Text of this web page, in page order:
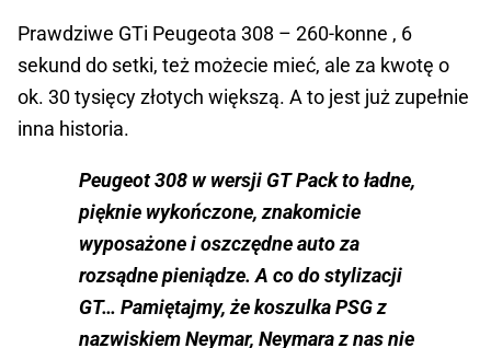
Prawdziwe GTi Peugeota 308 – 260-konne , 6
sekund do setki, też możecie mieć, ale za kwotę o
ok. 30 tysięcy złotych większą. A to jest już zupełnie
inna historia.
Peugeot 308 w wersji GT Pack to ładne,
pięknie wykończone, znakomicie
wyposażone i oszczędne auto za
rozsądne pieniądze. A co do stylizacji
GT… Pamiętajmy, że koszulka PSG z
nazwiskiem Neymar, Neymara z nas nie